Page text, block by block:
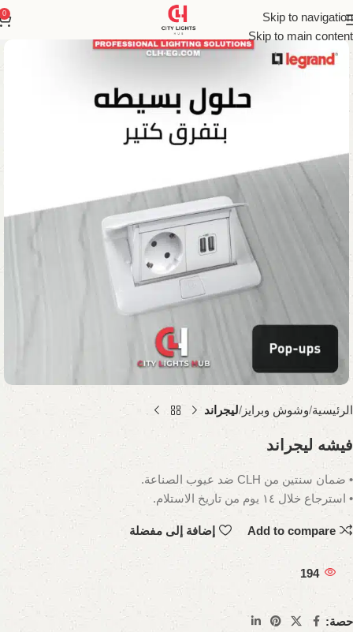
Skip to navigation
Skip to main content
0
الرئيسية وشوش وبرايز ليجراند
فيشه ليجراند
• ضمان سنتين من CLH ضد عيوب الصناعة.
• استرجاع خلال ١٤ يوم من تاريخ الاستلام.
Add to compare إضافة إلى مفضلة
194
حصة: